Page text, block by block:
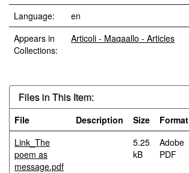
Language:
en
Appears in
Collections:
Articoli - Maqaallo - Articles
Files in This Item:
File Description Size
Format
Link_The
poem as
message.pdf
5.25
kB
Adobe
PDF